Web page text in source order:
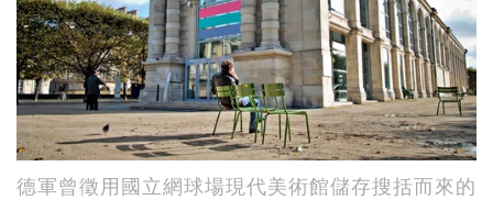
德軍曾徵用國立網球場現代美術館儲存搜括而來的